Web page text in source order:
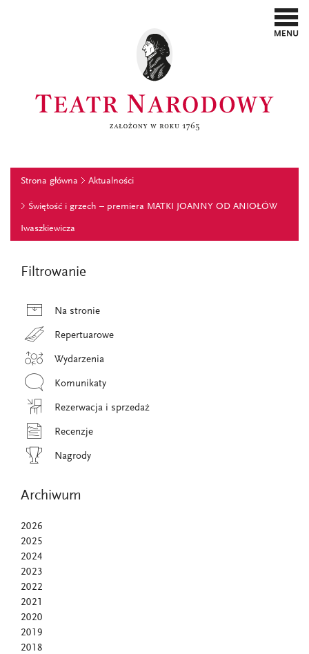
Strona główna Aktualności
Świętość i grzech – premiera MATKI JOANNY OD ANIOŁÓW
Iwaszkiewicza
Filtrowanie
Na stronie
Repertuarowe
Wydarzenia
Komunikaty
Rezerwacja i sprzedaż
Recenzje
Nagrody
Archiwum
2026
2025
2024
2023
2022
2021
2020
2019
2018